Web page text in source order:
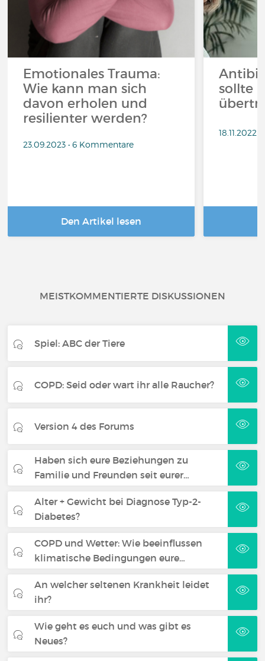
Emotionales Trauma:
Wie kann man sich
davon erholen und
resilienter werden?
23.09.2023 • 6 Kommentare
Den Artikel lesen
sollte
18.11.2022
MEISTKOMMENTIERTE DISKUSSIONEN
Spiel: ABC der Tiere
COPD: Seid oder wart ihr alle Raucher?
Version 4 des Forums
Haben sich eure Beziehungen zu
Familie und Freunden seit eurer…
Alter + Gewicht bei Diagnose Typ-2-
Diabetes?
COPD und Wetter: Wie beeinflussen
klimatische Bedingungen eure…
An welcher seltenen Krankheit leidet
ihr?
Wie geht es euch und was gibt es
Neues?